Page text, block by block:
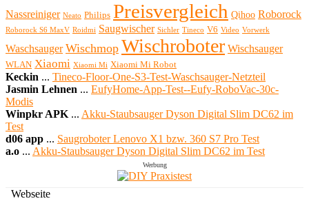
Nassreiniger Neato Philips Preisvergleich Qihoo Roborock
Roborock S6 MaxV Roidmi Saugwischer Sichler Tineco V6 Video Vorwerk
Waschsauger Wischmop Wischroboter Wischsauger
WLAN Xiaomi Xiaomi Mi Xiaomi Mi Robot
Keckin ... Tineco-Floor-One-S3-Test-Waschsauger-Netzteil
Jasmin Lehnen ... EufyHome-App-Test--Eufy-RoboVac-30c-
Modis
Winpkr APK ... Akku-Staubsauger Dyson Digital Slim DC62 im
Test
d06 app ... Saugroboter Lenovo X1 bzw. 360 S7 Pro Test
a.o ... Akku-Staubsauger Dyson Digital Slim DC62 im Test
Werbung
Webseite